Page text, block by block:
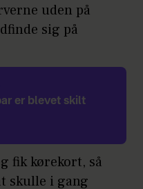
uden på
sig på
er blevet skilt
fik kørekort, så
skulle i gang